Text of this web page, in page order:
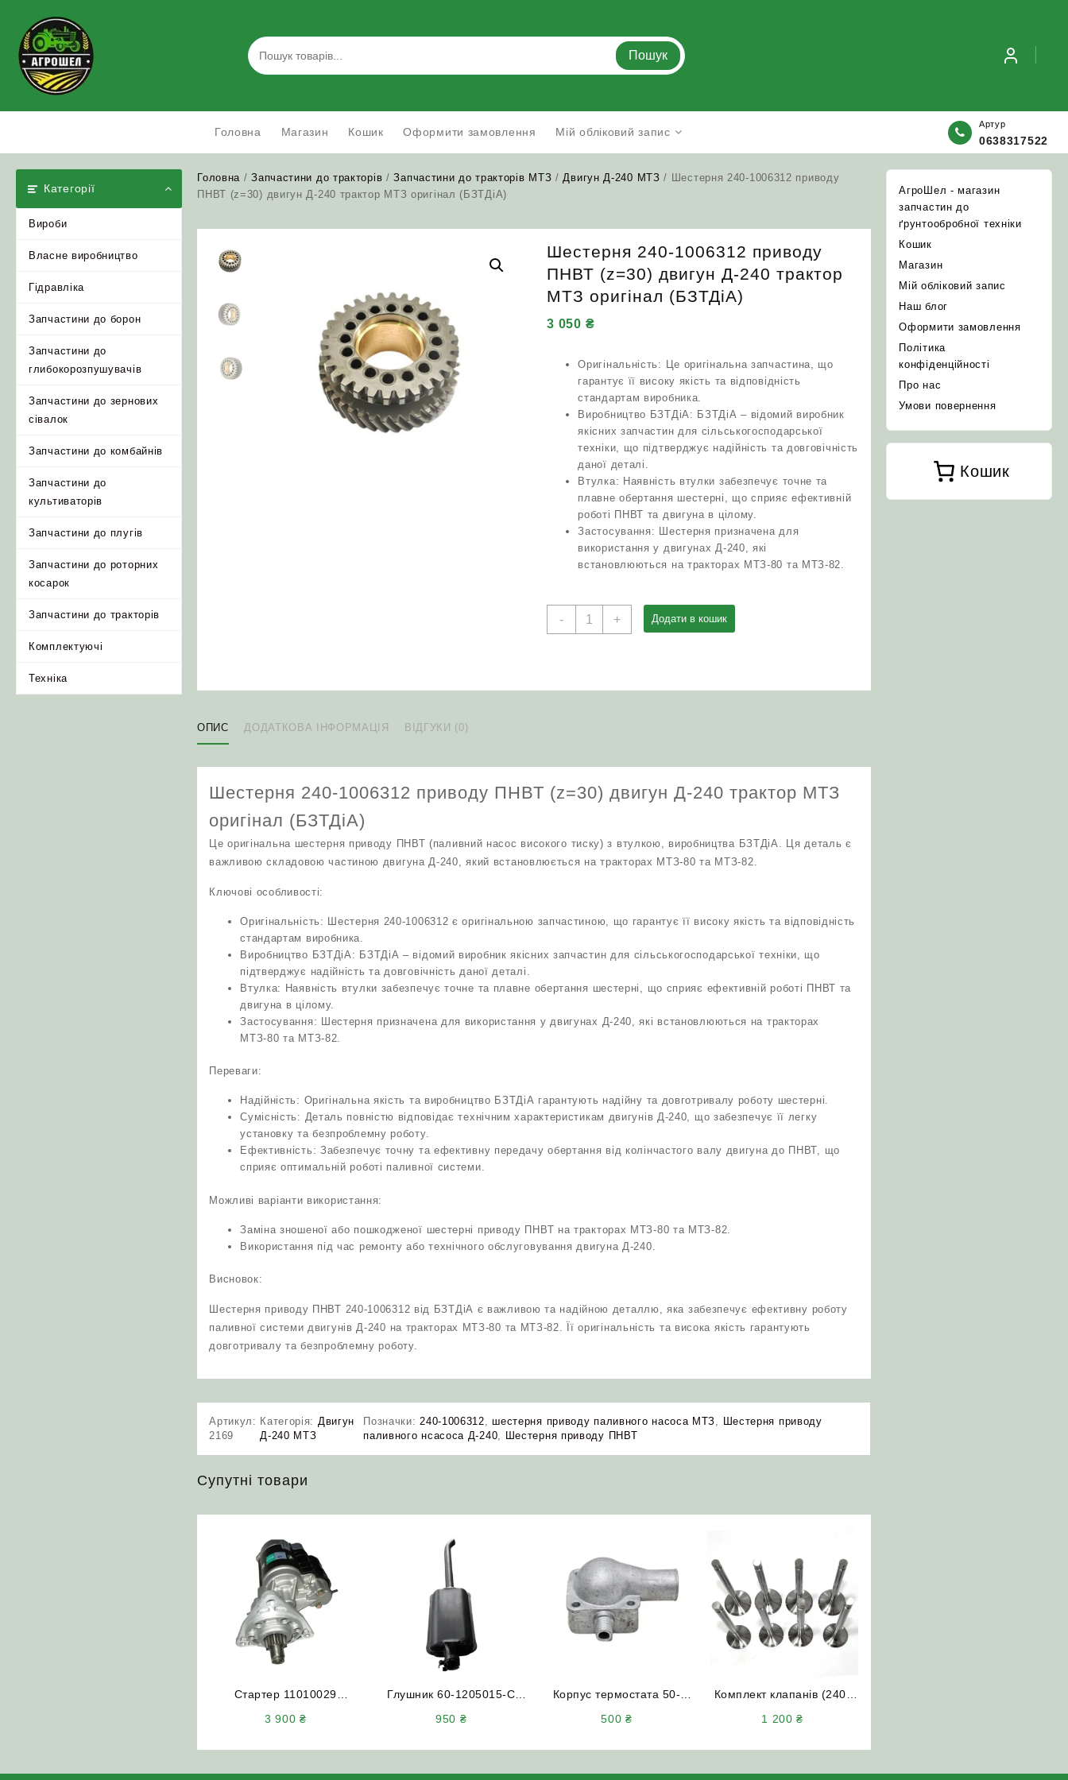
content
Пошук
Головна Магазин Кошик Оформити замовлення Мій обліковий запис
Артур
0638317522
Категорії
Вироби
Власне виробництво
Гідравліка
Запчастини до борон
Запчастини до
глибокорозпушувачів
Запчастини до зернових
сівалок
Запчастини до комбайнів
Запчастини до
культиваторів
Запчастини до плугів
Запчастини до роторних
косарок
Запчастини до тракторів
Комплектуючі
Техніка
Головна /Запчастини до тракторів /Запчастини до тракторів МТЗ /Двигун Д-240 МТЗ / Шестерня 240-1006312 приводу
ПНВТ (z=30) двигун Д-240 трактор МТЗ оригінал (БЗТДіА)
Шестерня 240-1006312 приводу
ПНВТ (z=30) двигун Д-240 трактор
МТЗ оригінал (БЗТДіА)
3 050 ₴
Оригінальність: Це оригінальна запчастина, що
гарантує її високу якість та відповідність
стандартам виробника.
Виробництво БЗТДіА: БЗТДіА – відомий виробник
якісних запчастин для сільськогосподарської
техніки, що підтверджує надійність та довговічність
даної деталі.
Втулка: Наявність втулки забезпечує точне та
плавне обертання шестерні, що сприяє ефективній
роботі ПНВТ та двигуна в цілому.
Застосування: Шестерня призначена для
використання у двигунах Д-240, які
встановлюються на тракторах МТЗ-80 та МТЗ-82.
-
Шестерня
(БЗТДіА)
+ Додати в кошик
ОПИС ДОДАТКОВА ІНФОРМАЦІЯ ВІДГУКИ (0)
Шестерня 240-1006312 приводу ПНВТ (z=30) двигун Д-240 трактор МТЗ
оригінал (БЗТДіА)
Це оригінальна шестерня приводу ПНВТ (паливний насос високого тиску) з втулкою, виробництва БЗТДіА. Ця деталь є
важливою складовою частиною двигуна Д-240, який встановлюється на тракторах МТЗ-80 та МТЗ-82.
Ключові особливості:
Оригінальність: Шестерня 240-1006312 є оригінальною запчастиною, що гарантує її високу якість та відповідність
стандартам виробника.
Виробництво БЗТДіА: БЗТДіА – відомий виробник якісних запчастин для сільськогосподарської техніки, що
підтверджує надійність та довговічність даної деталі.
Втулка: Наявність втулки забезпечує точне та плавне обертання шестерні, що сприяє ефективній роботі ПНВТ та
двигуна в цілому.
Застосування: Шестерня призначена для використання у двигунах Д-240, які встановлюються на тракторах
МТЗ-80 та МТЗ-82.
Переваги:
Надійність: Оригінальна якість та виробництво БЗТДіА гарантують надійну та довготривалу роботу шестерні.
Сумісність: Деталь повністю відповідає технічним характеристикам двигунів Д-240, що забезпечує її легку
установку та безпроблемну роботу.
Ефективність: Забезпечує точну та ефективну передачу обертання від колінчастого валу двигуна до ПНВТ, що
сприяє оптимальній роботі паливної системи.
Можливі варіанти використання:
Заміна зношеної або пошкодженої шестерні приводу ПНВТ на тракторах МТЗ-80 та МТЗ-82.
Використання під час ремонту або технічного обслуговування двигуна Д-240.
Висновок:
Шестерня приводу ПНВТ 240-1006312 від БЗТДіА є важливою та надійною деталлю, яка забезпечує ефективну роботу
паливної системи двигунів Д-240 на тракторах МТЗ-80 та МТЗ-82. Її оригінальність та висока якість гарантують
довготривалу та безпроблемну роботу.
Артикул:
2169
Категорія: Двигун
Д-240 МТЗ
Позначки:240-1006312,шестерня приводу паливного насоса МТЗ, Шестерня приводу
паливного нсасоса Д-240, Шестерня приводу ПНВТ
Супутні товари
Стартер 11010029
3 900 ₴
Глушник 60-1205015-С
950 ₴
Корпус термостата 50-
500₴
Комплект клапанів (240-
1 200₴
АгроШел - магазин
запчастин до
ґрунтообробної техніки
Кошик
Магазин
Мій обліковий запис
Наш блог
Оформити замовлення
Політика
конфіденційності
Про нас
Умови повернення
Кошик